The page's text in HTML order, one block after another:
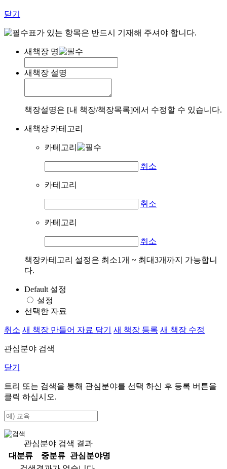
닫기
표가 있는 항목은 반드시 기재해 주셔야 합니다.
새책장 명
새책장 설명
책장설명은 [내 책장/책장목록]에서 수정할 수 있습니다.
새책장 카테고리
카테고리
취소
카테고리
취소
카테고리
취소
책장카테고리 설정은 최소1개 ~ 최대3개까지 가능합니
다.
Default 설정
설정
선택한 자료
취소 새 책장 만들어 자료 담기 새 책장 등록 새 책장 수정
관심분야 검색
닫기
트리 또는 검색을 통해 관심분야를 선택 하신 후 등록 버튼을
클릭 하십시오.
관심분야 검색 결과
대분류
중분류
관심분야명